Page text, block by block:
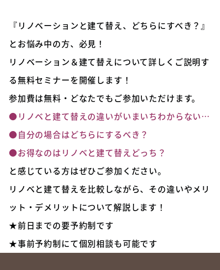
『リノベーションと建て替え、どちらにすべき？』
とお悩み中の方、必見！
リノベーション＆建て替えについて詳しくご説明す
る無料セミナーを開催します！
参加費は無料・どなたでもご参加いただけます。
●リノベと建て替えの違いがいまいちわからない…
●自分の場合はどちらにするべき？
●お得なのはリノベと建て替えどっち？
と感じている方はぜひご参加ください。
リノベと建て替えを比較しながら、その違いやメリ
ット・デメリットについて解説します！
★前日までの要予約制です
★事前予約制にて個別相談も可能です